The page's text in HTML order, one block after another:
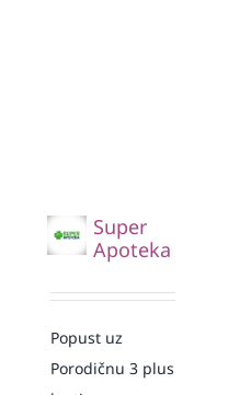
Super
Apoteka
Popust uz
Porodičnu 3 plus